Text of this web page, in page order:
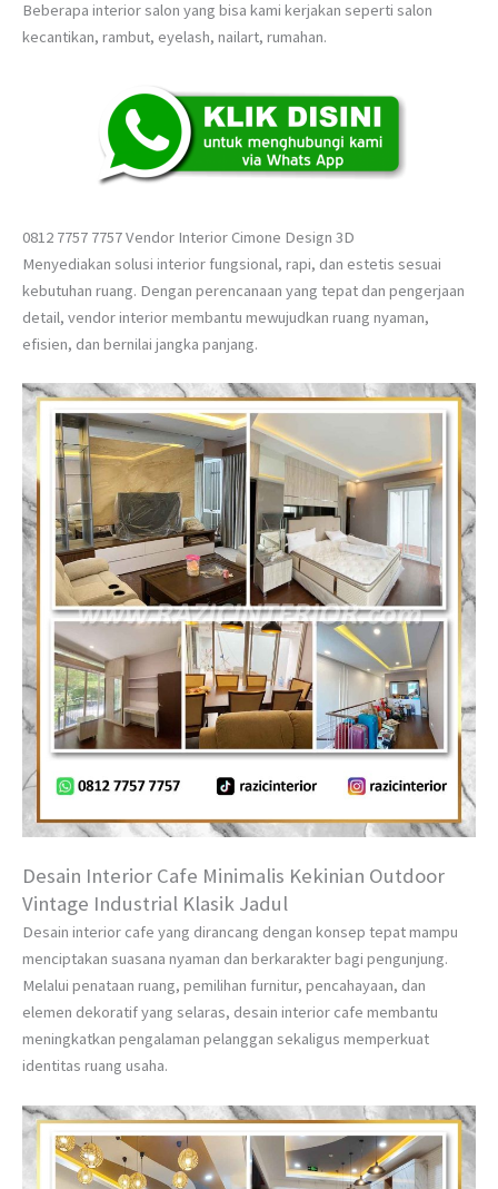
Beberapa interior salon yang bisa kami kerjakan seperti salon
kecantikan, rambut, eyelash, nailart, rumahan.
0812 7757 7757 Vendor Interior Cimone Design 3D
Menyediakan solusi interior fungsional, rapi, dan estetis sesuai
kebutuhan ruang. Dengan perencanaan yang tepat dan pengerjaan
detail, vendor interior membantu mewujudkan ruang nyaman,
efisien, dan bernilai jangka panjang.
Desain Interior Cafe Minimalis Kekinian Outdoor
Vintage Industrial Klasik Jadul
Desain interior cafe yang dirancang dengan konsep tepat mampu
menciptakan suasana nyaman dan berkarakter bagi pengunjung.
Melalui penataan ruang, pemilihan furnitur, pencahayaan, dan
elemen dekoratif yang selaras, desain interior cafe membantu
meningkatkan pengalaman pelanggan sekaligus memperkuat
identitas ruang usaha.